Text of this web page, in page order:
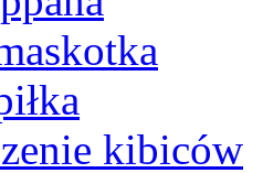
kibiców